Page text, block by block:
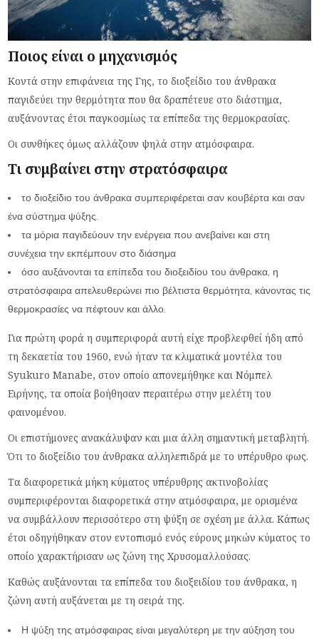
Ποιος είναι ο μηχανισμός
Κοντά στην επιφάνεια της Γης, το διοξείδιο του άνθρακα
παγιδεύει την θερμότητα που θα δραπέτευε στο διάστημα,
αυξάνοντας έτσι παγκοσμίως τα επίπεδα της θερμοκρασίας.
Οι συνθήκες όμως αλλάζουν ψηλά στην ατμόσφαιρα.
Tι συμβαίνει στην στρατόσφαιρα
το διοξείδιο του άνθρακα συμπεριφέρεται σαν κουβέρτα και σαν
ένα σύστημα ψύξης.
τα μόρια παγιδεύουν την ενέργεια που ανεβαίνει και στη
συνέχεια την εκπέμπουν στο διάσημα
όσο αυξάνονται τα επίπεδα του διοξειδίου του άνθρακα, η
στρατόσφαιρα απελευθερώνει πιο βέλτιστα θερμότητα, κάνοντας τις
θερμοκρασίες να πέφτουν και άλλο.
Για πρώτη φορά η συμπεριφορά αυτή είχε προβλεφθεί ήδη από
τη δεκαετία του 1960, ενώ ήταν τα κλιματικά μοντέλα του
Syukuro Manabe, στον οποίο απονεμήθηκε και Νόμπελ
Ειρήνης, τα οποία βοήθησαν περαιτέρω στην μελέτη του
φαινομένου.
Οι επιστήμονες ανακάλυψαν και μια άλλη σημαντική μεταβλητή.
Ότι το διοξείδιο του άνθρακα αλληλεπιδρά με το υπέρυθρο φως.
Τα διαφορετικά μήκη κύματος υπέρυθρης ακτινοβολίας
συμπεριφέρονται διαφορετικά στην ατμόσφαιρα, με ορισμένα
να συμβάλλουν περισσότερο στη ψύξη σε σχέση με άλλα. Κάπως
έτσι οδηγήθηκαν στον εντοπισμό ενός εύρους μηκών κύματος το
οποίο χαρακτήρισαν ως ζώνη της Χρυσομαλλούσας.
Καθώς αυξάνονται τα επίπεδα του διοξειδίου του άνθρακα, η
ζώνη αυτή αυξάνεται με τη σειρά της.
Η ψύξη της ατμόσφαιρας είναι μεγαλύτερη με την αύξηση του